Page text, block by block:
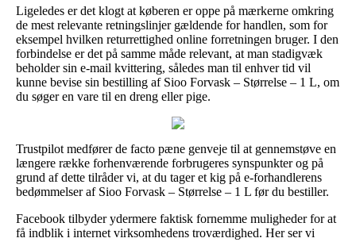
Ligeledes er det klogt at køberen er oppe på mærkerne omkring
de mest relevante retningslinjer gældende for handlen, som for
eksempel hvilken returrettighed online forretningen bruger. I den
forbindelse er det på samme måde relevant, at man stadigvæk
beholder sin e-mail kvittering, således man til enhver tid vil
kunne bevise sin bestilling af Sioo Forvask – Størrelse – 1 L, om
du søger en vare til en dreng eller pige.
Trustpilot medfører de facto pæne genveje til at gennemstøve en
længere række forhenværende forbrugeres synspunkter og på
grund af dette tilråder vi, at du tager et kig på e-forhandlerens
bedømmelser af Sioo Forvask – Størrelse – 1 L før du bestiller.
Facebook tilbyder ydermere faktisk fornemme muligheder for at
få indblik i internet virksomhedens troværdighed. Her ser vi